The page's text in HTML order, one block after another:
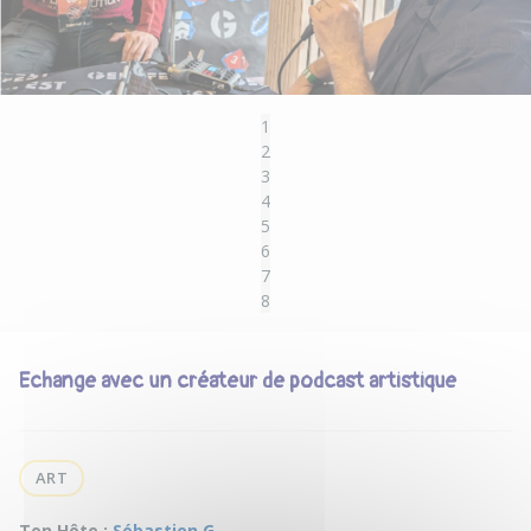
1
2
3
4
5
6
7
8
Echange avec un créateur de podcast artistique
ART